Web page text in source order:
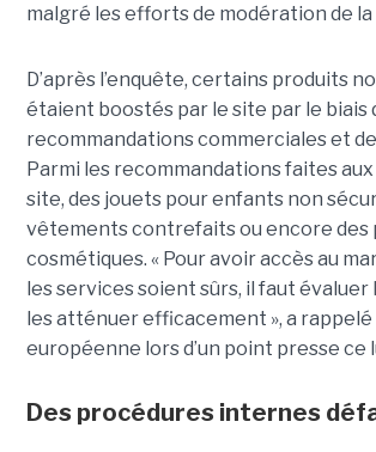
malgré les efforts de modération de
D’après l’enquête, certains produits
étaient boostés par le site par le biais
recommandations commerciales et
Parmi les recommandations faites
site, des jouets pour enfants non
vêtements contrefaits ou encore des
cosmétiques. « Pour avoir accès au
les services soient sûrs, il faut évaluer
les atténuer efficacement », a rappelé
européenne lors d’un point presse ce
Des procédures internes